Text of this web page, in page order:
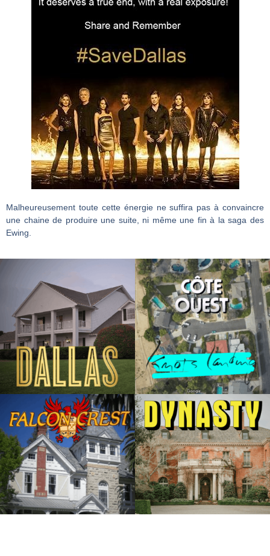
Malheureusement toute cette énergie ne suffira pas à convaincre
une chaine de produire une suite, ni même une fin à la saga des
Ewing.